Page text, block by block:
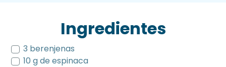
Ingredientes
3 berenjenas
10 g de espinaca